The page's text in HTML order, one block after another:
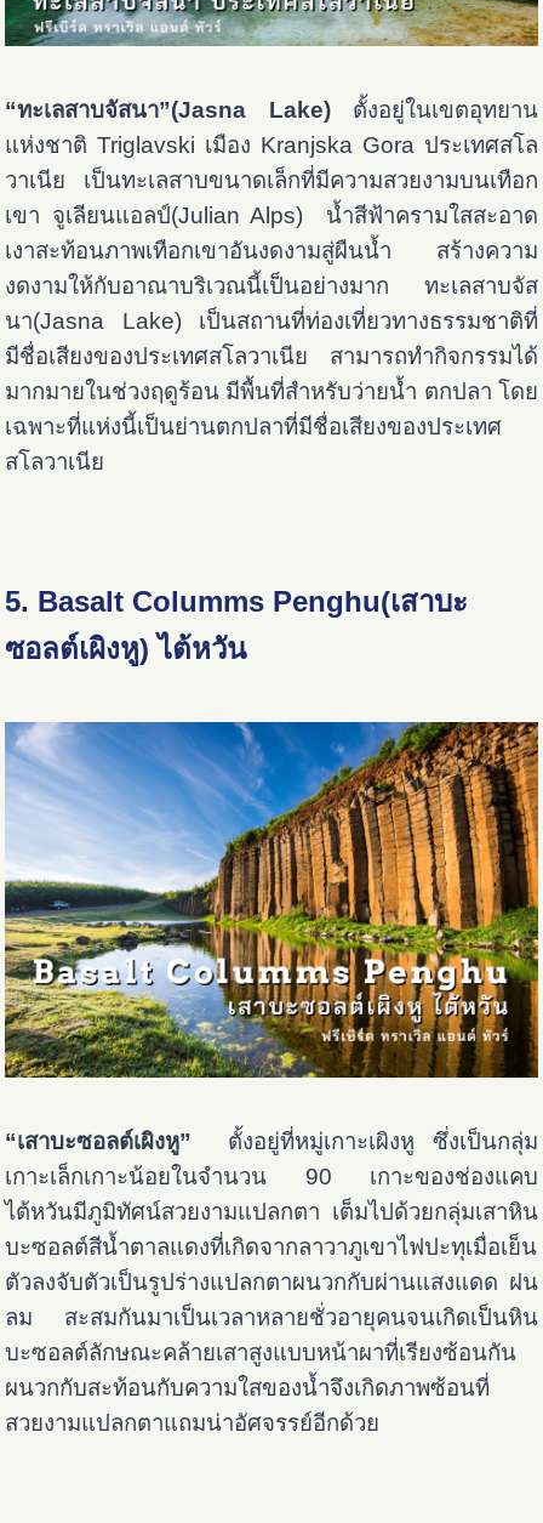
“ทะเลสาบจัสนา”(Jasna Lake)ตั้งอยู่ในเขตอุทยาน
แห่งชาติ Triglavski เมือง Kranjska Gora ประเทศสโล
วาเนีย เป็นทะเลสาบขนาดเล็กที่มีความสวยงามบนเทือก
เขา จูเลียนแอลป์(Julian Alps) น้ำสีฟ้าครามใสสะอาด
เงาสะท้อนภาพเทือกเขาอันงดงามสู่ผืนน้ำ สร้างความ
งดงามให้กับอาณาบริเวณนี้เป็นอย่างมาก ทะเลสาบจัส
นา(Jasna Lake) เป็นสถานที่ท่องเที่ยวทางธรรมชาติที่
มีชื่อเสียงของประเทศสโลวาเนีย สามารถทำกิจกรรมได้
มากมายในช่วงฤดูร้อน มีพื้นที่สำหรับว่ายน้ำ ตกปลา โดย
เฉพาะที่แห่งนี้เป็นย่านตกปลาที่มีชื่อเสียงของประเทศ
สโลวาเนีย
5. Basalt Columms Penghu(เสาบะ
ซอลต์เผิงหู) ไต้หวัน
“เสาบะซอลต์เผิงหู”
ตั้งอยู่ที่หมู่เกาะเผิงหู ซึ่งเป็นกลุ่ม
เกาะเล็กเกาะน้อยในจำนวน 90 เกาะของช่องแคบ
ไต้หวันมีภูมิทัศน์สวยงามแปลกตา เต็มไปด้วยกลุ่มเสาหิน
บะซอลต์สีน้ำตาลแดงที่เกิดจากลาวาภูเขาไฟปะทุเมื่อเย็น
ตัวลงจับตัวเป็นรูปร่างแปลกตาผนวกกับผ่านแสงแดด ฝน
ลม สะสมกันมาเป็นเวลาหลายชั่วอายุคนจนเกิดเป็นหิน
บะซอลต์ลักษณะคล้ายเสาสูงแบบหน้าผาที่เรียงซ้อนกัน
ผนวกกับสะท้อนกับความใสของน้ำจึงเกิดภาพซ้อนที่
สวยงามแปลกตาแถมน่าอัศจรรย์อีกด้วย